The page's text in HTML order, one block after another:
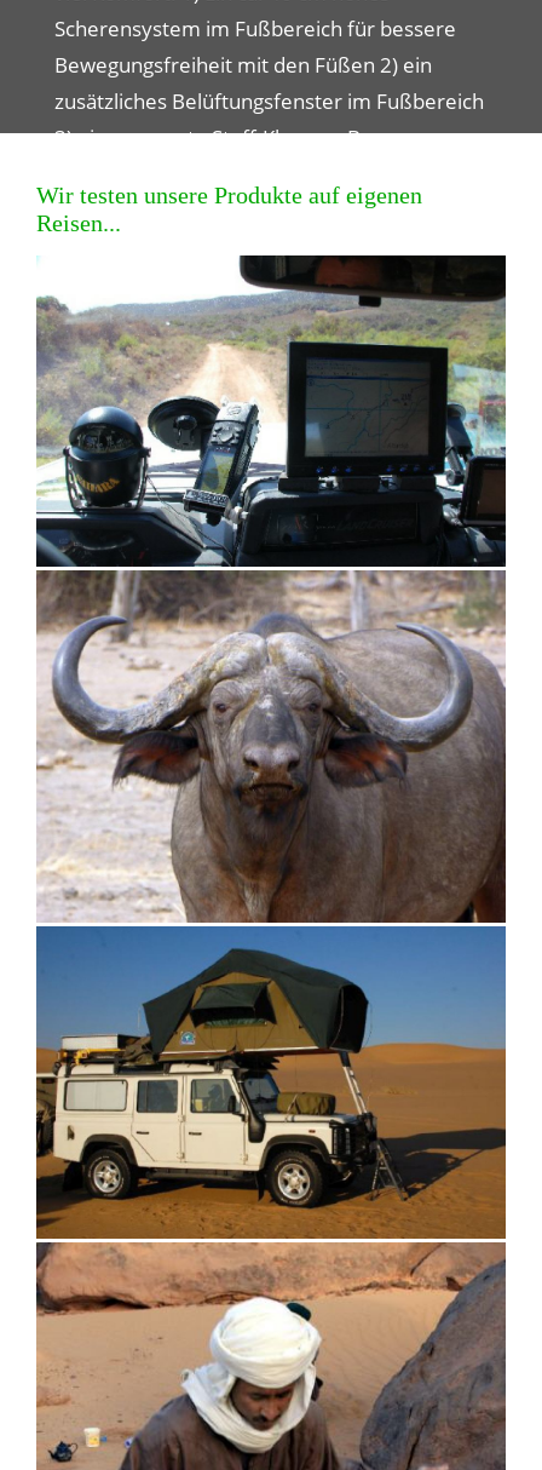
Abmessungen außen: 51 (L) x 40 (B) x 24 (H)
cm
Wir testen unsere Produkte auf eigenen
Reisen...